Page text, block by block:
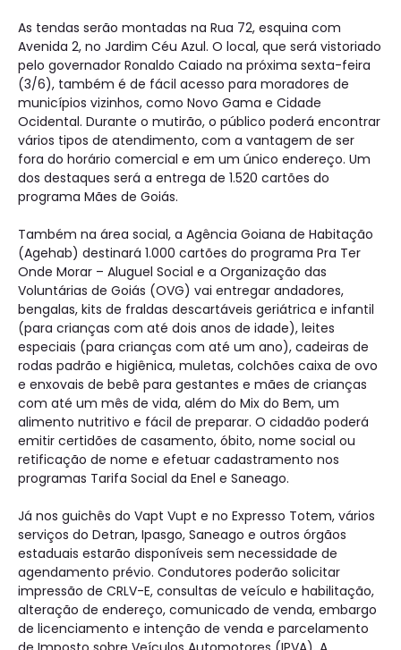
As tendas serão montadas na Rua 72, esquina com
Avenida 2, no Jardim Céu Azul. O local, que será vistoriado
pelo governador Ronaldo Caiado na próxima sexta-feira
(3/6), também é de fácil acesso para moradores de
municípios vizinhos, como Novo Gama e Cidade
Ocidental. Durante o mutirão, o público poderá encontrar
vários tipos de atendimento, com a vantagem de ser
fora do horário comercial e em um único endereço. Um
dos destaques será a entrega de 1.520 cartões do
programa Mães de Goiás.
Também na área social, a Agência Goiana de Habitação
(Agehab) destinará 1.000 cartões do programa Pra Ter
Onde Morar – Aluguel Social e a Organização das
Voluntárias de Goiás (OVG) vai entregar andadores,
bengalas, kits de fraldas descartáveis geriátrica e infantil
(para crianças com até dois anos de idade), leites
especiais (para crianças com até um ano), cadeiras de
rodas padrão e higiênica, muletas, colchões caixa de ovo
e enxovais de bebê para gestantes e mães de crianças
com até um mês de vida, além do Mix do Bem, um
alimento nutritivo e fácil de preparar. O cidadão poderá
emitir certidões de casamento, óbito, nome social ou
retificação de nome e efetuar cadastramento nos
programas Tarifa Social da Enel e Saneago.
Já nos guichês do Vapt Vupt e no Expresso Totem, vários
serviços do Detran, Ipasgo, Saneago e outros órgãos
estaduais estarão disponíveis sem necessidade de
agendamento prévio. Condutores poderão solicitar
impressão de CRLV-E, consultas de veículo e habilitação,
alteração de endereço, comunicado de venda, embargo
de licenciamento e intenção de venda e parcelamento